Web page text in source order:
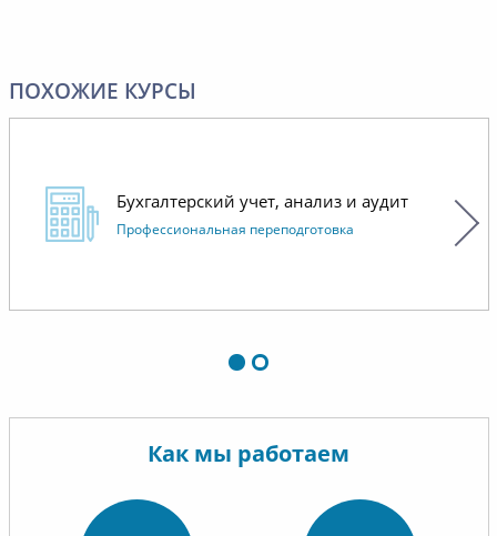
ПОХОЖИЕ КУРСЫ
Бухгалтерский учет, анализ и аудит
Профессиональная переподготовка
Как мы работаем